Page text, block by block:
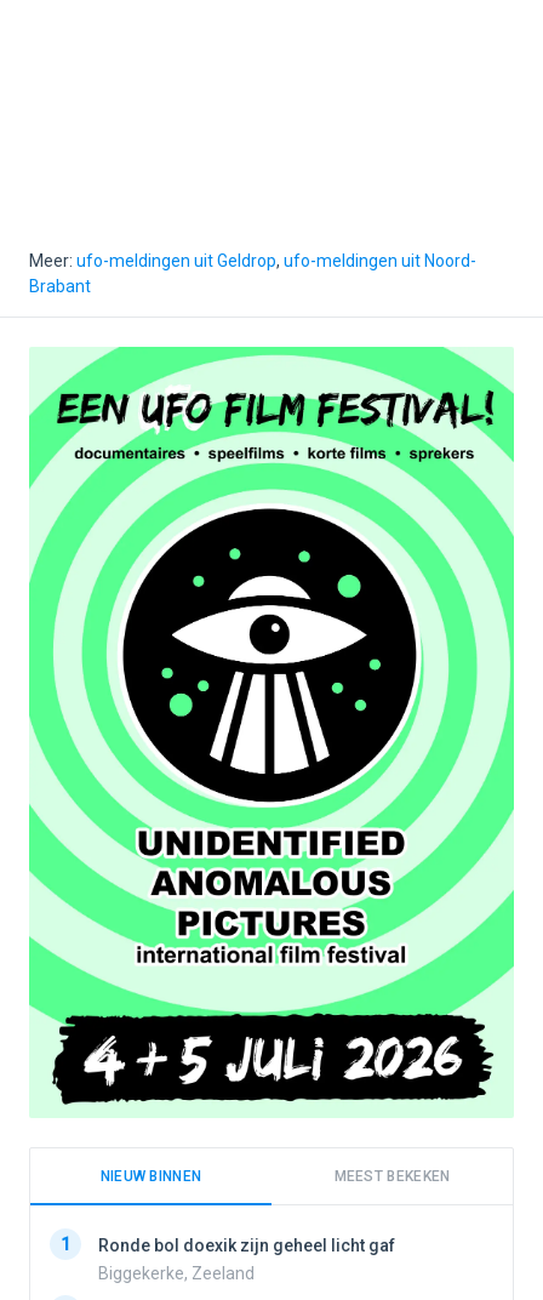
Meer: ufo-meldingen uit Geldrop, ufo-meldingen uit Noord-
Brabant
NIEUW BINNEN MEEST BEKEKEN
1
Ronde bol doexik zijn geheel licht gaf
Biggekerke, Zeeland